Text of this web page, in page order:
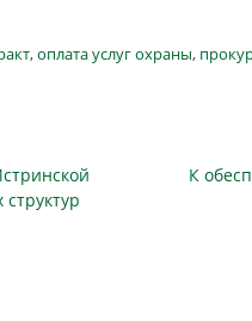
,оплата услуг охраны,
Следующая
К